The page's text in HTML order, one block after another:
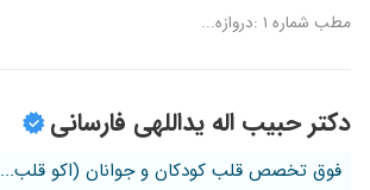
مطب شماره ۱ :دروازه...
دکتر حبیب اله یداللهی فارسانی
فوق تخصص قلب کودکان و جوانان (اکو قلب...